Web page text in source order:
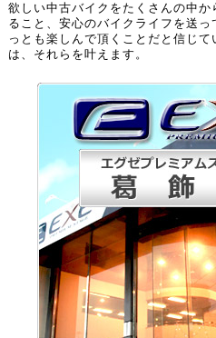
欲しい中古バイクをたくさんの中
ること、安心のバイクライフを送
っとも楽しんで頂くことだと信じ
は、それらを叶えます。